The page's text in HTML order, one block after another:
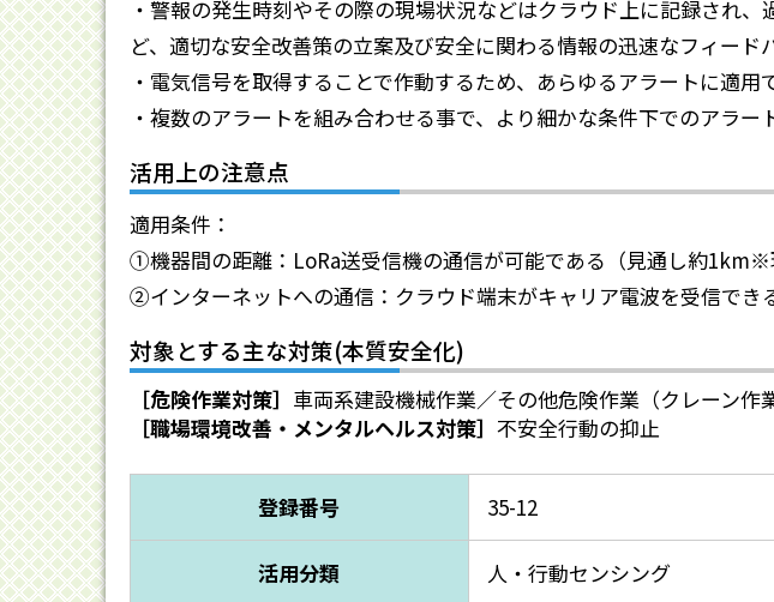
・警報の発生時刻やその際の現場状況などはクラウド上に記録され
ど、適切な安全改善策の立案及び安全に関わる情報の迅速なフィード
・電気信号を取得することで作動するため、あらゆるアラートに適
・複数のアラートを組み合わせる事で、より細かな条件下でのアラ
活用上の注意点
適用条件：
①機器間の距離：LoRa送受信機の通信が可能である（見通し約1km※
②インターネットへの通信：クラウド端末がキャリア電波を受信でき
対象とする主な対策(本質安全化)
［危険作業対策］ 車両系建設機械作業／その他危険作業（クレーン作業
［職場環境改善・メンタルヘルス対策］ 不安全行動の抑止
登録番号 35-12
活用分類 人・行動センシング